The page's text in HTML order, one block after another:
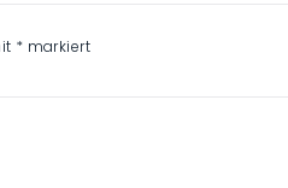
* markiert